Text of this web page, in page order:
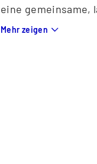
eine gemeinsame,
Die
Mehr zeigen